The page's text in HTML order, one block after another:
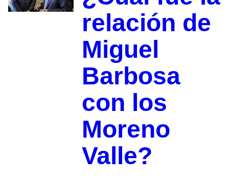
relación de
Miguel
Barbosa
con los
Moreno
Valle?